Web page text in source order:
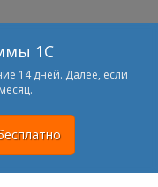
1С
14 дней. Далее, если